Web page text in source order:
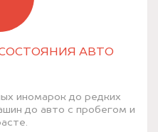
АВТО
иномарок до редких
до авто с пробегом и